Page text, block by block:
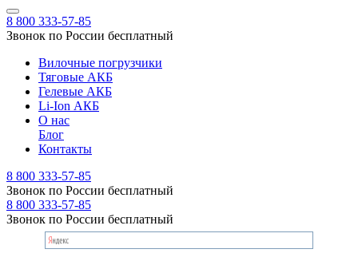
8 800 333-57-85
Звонок по России бесплатный
Вилочные погрузчики
Тяговые АКБ
Гелевые АКБ
Li-Ion АКБ
О нас
Блог
Контакты
8 800 333-57-85
Звонок по России бесплатный
8 800 333-57-85
Звонок по России бесплатный